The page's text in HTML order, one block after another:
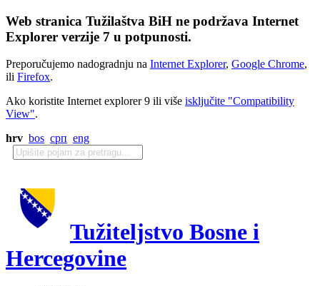
Web stranica Tužilaštva BiH ne podržava Internet
Explorer verzije 7 u potpunosti.
Preporučujemo nadogradnju na Internet Explorer, Google Chrome,
ili Firefox.
Ako koristite Internet explorer 9 ili više isključite "Compatibility
View".
hrv bos срп eng
Tužiteljstvo Bosne i
Hercegovine